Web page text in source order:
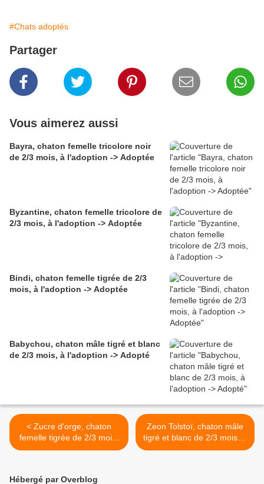
#Chats adoptés
Partager
Vous aimerez aussi
Bayra, chaton femelle tricolore noir
de 2/3 mois, à l'adoption -> Adoptée
Byzantine, chaton femelle tricolore de
2/3 mois, à l'adoption -> Adoptée
Bindi, chaton femelle tigrée de 2/3
mois, à l'adoption -> Adoptée
Babychou, chaton mâle tigré et blanc
de 2/3 mois, à l'adoption -> Adopté
< Zucre d'orge, chaton
femelle tigrée de 2/3 mois,
à l'adoption -> adoptée
Zeon Tolstoï, chaton mâle
tigré et blanc de 2/3 mois, à
l'adoption -> adopté >
Hébergé par Overblog